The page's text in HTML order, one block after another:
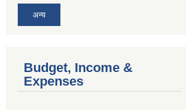
अन्य
Budget, Income &
Expenses